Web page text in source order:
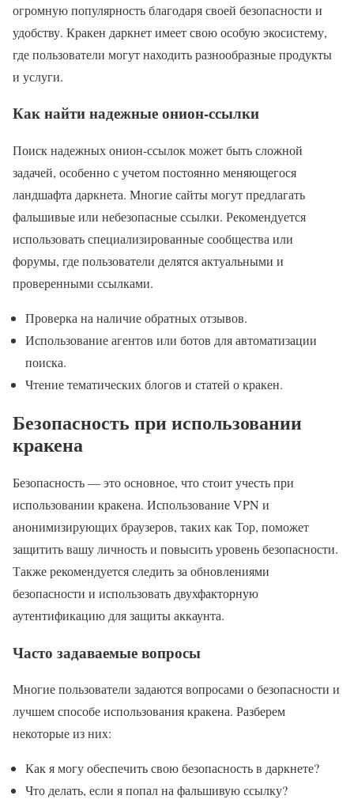
огромную популярность благодаря своей безопасности и
удобству. Кракен даркнет имеет свою особую экосистему,
где пользователи могут находить разнообразные продукты
и услуги.
Как найти надежные онион-ссылки
Поиск надежных онион-ссылок может быть сложной
задачей, особенно с учетом постоянно меняющегося
ландшафта даркнета. Многие сайты могут предлагать
фальшивые или небезопасные ссылки. Рекомендуется
использовать специализированные сообщества или
форумы, где пользователи делятся актуальными и
проверенными ссылками.
Проверка на наличие обратных отзывов.
Использование агентов или ботов для автоматизации
поиска.
Чтение тематических блогов и статей о кракен.
Безопасность при использовании
кракена
Безопасность — это основное, что стоит учесть при
использовании кракена. Использование VPN и
анонимизирующих браузеров, таких как Тор, поможет
защитить вашу личность и повысить уровень безопасности.
Также рекомендуется следить за обновлениями
безопасности и использовать двухфакторную
аутентификацию для защиты аккаунта.
Часто задаваемые вопросы
Многие пользователи задаются вопросами о безопасности и
лучшем способе использования кракена. Разберем
некоторые из них:
Как я могу обеспечить свою безопасность в даркнете?
Что делать, если я попал на фальшивую ссылку?